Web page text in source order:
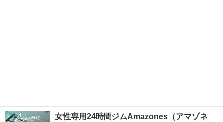
女性専用24時間ジムAmazones（アマゾネ